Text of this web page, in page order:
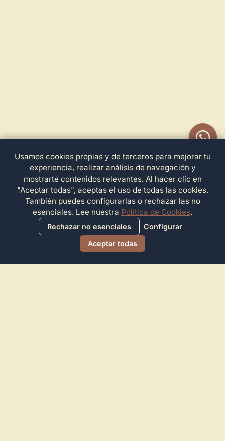
Usamos cookies propias y de terceros para mejorar tu
experiencia, realizar análisis de navegación y
mostrarte contenidos relevantes. Al hacer clic en
"Aceptar todas", aceptas el uso de todas las cookies.
También puedes configurarlas o rechazar las no
esenciales. Lee nuestra Política de Cookies.
Rechazar no esenciales
Configurar
Aceptar todas